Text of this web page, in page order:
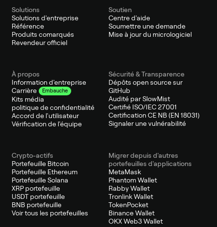
Solutions
Solutions d'entreprise
Référence
Produits comarqués
Revendeur officiel
Soutien
Centre d'aide
Soumettre une demande
Mise à jour du micrologiciel
À propos
Information d'entreprise
Carrière
Embauche
Kits média
politique de confidentialité
Accord de l'utilisateur
Vérification de l'équipe
Sécurité & Transparence
Dépôts open source sur
GitHub
Audité par SlowMist
Certifié ISO/IEC 27001
Certification CE NB (EN 18031)
Signaler une vulnérabilité
Crypto-actifs
Portefeuille Bitcoin
Portefeuille Ethereum
Portefeuille Solana
XRP portefeuille
USDT portefeuille
BNB portefeuille
Voir tous les portefeuilles
Migrer depuis d'autres
portefeuilles d'applications
MetaMask
Phantom Wallet
Rabby Wallet
Tronlink Wallet
TokenPocket
Binance Wallet
OKX Web3 Wallet